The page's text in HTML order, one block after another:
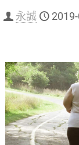
永誠